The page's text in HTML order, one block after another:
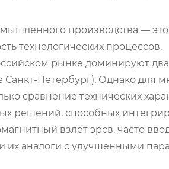
производства —
технологических процессов,
рынке доминируют
Санкт-Петербург). Однако для
сравнение технических
решений, способных
взлет эрсв, часто
аналоги с улучшенными